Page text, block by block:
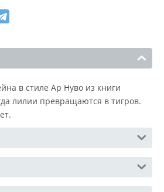
в стиле Ар Нуво из книги
лилии превращаются в тигров.